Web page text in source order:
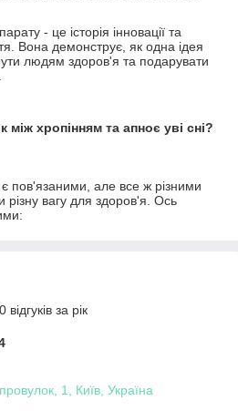
- це історія інновації та
Вона демонструє, як одна ідея
людям здоров'я та подарувати
між хропінням та апноє уві сні?
є пов'язаними, але все ж різними
вагу для здоров'я. Ось
за рік
1, Київ, Україна